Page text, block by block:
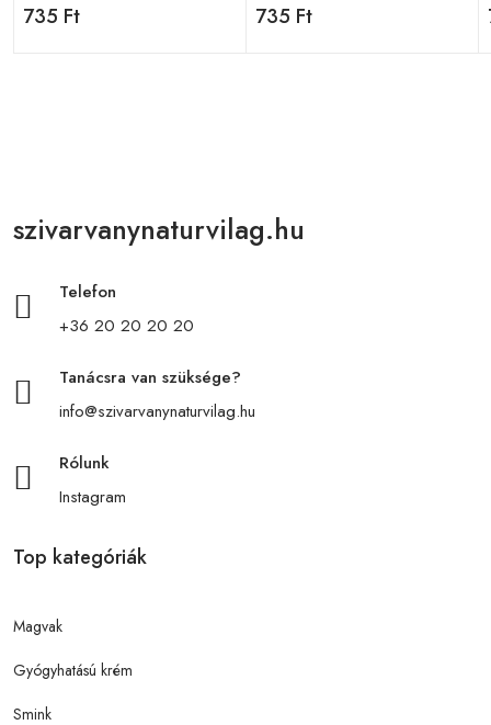
735 Ft 735 Ft
szivarvanynaturvilag.hu
Telefon
+36 20 20 20 20
Tanácsra van szüksége?
info@szivarvanynaturvilag.hu
Rólunk
Instagram
Top kategóriák
Magvak
Gyógyhatású krém
Smink